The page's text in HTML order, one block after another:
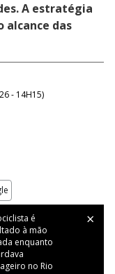
A estratégia
alcance das
- 14H15)
RECORD
em um
da Penha,